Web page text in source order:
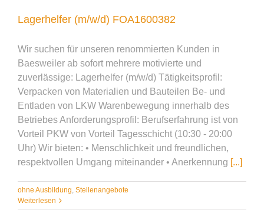
Lagerhelfer (m/w/d) FOA1600382
Wir suchen für unseren renommierten Kunden in
Baesweiler ab sofort mehrere motivierte und
zuverlässige: Lagerhelfer (m/w/d) Tätigkeitsprofil:
Verpacken von Materialien und Bauteilen Be- und
Entladen von LKW Warenbewegung innerhalb des
Betriebes Anforderungsprofil: Berufserfahrung ist von
Vorteil PKW von Vorteil Tagesschicht (10:30 - 20:00
Uhr) Wir bieten: • Menschlichkeit und freundlichen,
respektvollen Umgang miteinander • Anerkennung [...]
ohne Ausbildung, Stellenangebote
Weiterlesen